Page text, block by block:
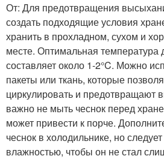
От: Для предотвращения
создать подходящие условия
хранить в прохладном, сухом и
месте. Оптимальная температура
составляет около 1-2°C. Можно
пакеты или ткань, которые
циркулировать и предотвращают
важно не мыть чеснок перед
может привести к порче.
чеснок в холодильнике, но
влажностью, чтобы он не стал